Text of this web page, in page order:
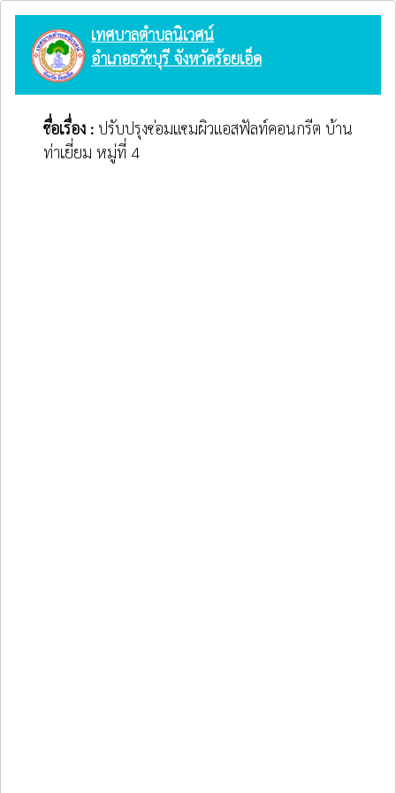
เทศบาลตำบลนิเวศน์
อำเภอธวัชบุรี จังหวัดร้อยเอ็ด
ชื่อเรื่อง : ปรับปรุงซ่อมแซมผิวแอสฟัลท์คอนกรีต บ้าน
ท่าเยี่ยม หมู่ที่ 4